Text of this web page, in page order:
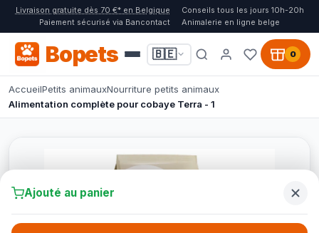
Livraison gratuite dès 70 €* en Belgique
Conseils tous les jours 10h-20h
Paiement sécurisé via Bancontact
Animalerie en ligne belge
Bopets 🇧🇪 0
AccueilPetits animauxNourriture petits animaux
Alimentation complète pour cobaye Terra - 1
Ajouté au panier